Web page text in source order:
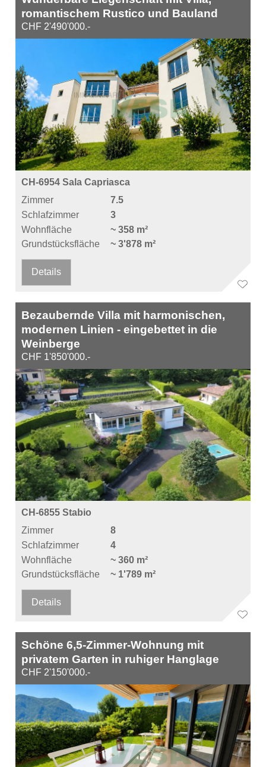
romantischem Rustico und Bauland
CHF 2'490'000.-
CH-6954 Sala Capriasca
Zimmer
7.5
Schlafzimmer
3
Wohnfläche
~ 358 m²
Grundstücksfläche
~ 3'878 m²
Details
Bezaubernde Villa mit harmonischen,
modernen Linien - eingebettet in die
Weinberge
CHF 1'850'000.-
CH-6855 Stabio
Zimmer
8
Schlafzimmer
4
Wohnfläche
~ 360 m²
Grundstücksfläche
~ 1'789 m²
Details
Schöne 6,5-Zimmer-Wohnung mit
privatem Garten in ruhiger Hanglage
CHF 2'150'000.-